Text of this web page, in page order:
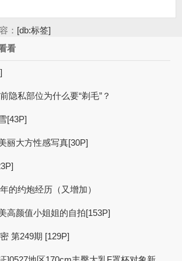
： [db:标签]
看
隐私部位为什么要“剃毛”？
[43P]
丽大方性感写真[30P]
的约炮经历（又增加）
高颜值小姐姐的自拍[153P]
第249期 [129P]